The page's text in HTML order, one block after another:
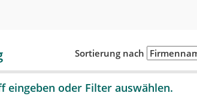
Sortierung nach
eingeben oder Filter auswählen.